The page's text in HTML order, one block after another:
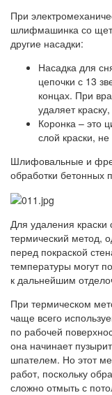
При
шлифмашинка со
другие насадки:
Насадка для
цепочки с 13
концах. При
удаляет
Коронка – это
слой краски,
Шлифовальные и
обработки бетонных
Для удаления
термический метод,
перед покраской
температуры могут
к дальнейшим
При термическом
чаще всего
по рабочей
она начинает
шпателем. Но этот
работ, поскольку
сложно отмыть с